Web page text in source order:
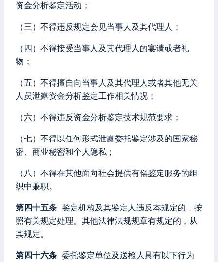
资金分析鉴定活动；
（三）不得违反规定会见当事人及其代理人；
（四）不得接受当事人及其代理人的宴请或者礼
物；
（五）不得擅自向当事人及其代理人或者其他无关
人员泄露资金分析鉴定工作相关情况；
（六）不得违反资金分析鉴定技术规范要求；
（七）不得以任何形式泄露委托鉴定涉及的国家秘
密、商业秘密和个人隐私；
（八）不得在其他面向社会提供有偿鉴定服务的组
织中兼职。
第四十五条 鉴定机构及其鉴定人违反本规定的，按
照有关规定处理。其他法律法规规章有规定的，从
其规定。
第四十六条 委托鉴定单位及送检人具有以下行为